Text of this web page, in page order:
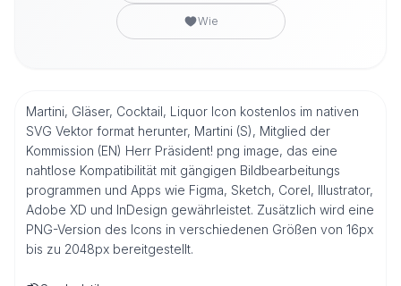
Wie
Martini, Gläser, Cocktail, Liquor Icon kostenlos im nativen
SVG Vektor format herunter, Martini (S), Mitglied der
Kommission (EN) Herr Präsident! png image, das eine
nahtlose Kompatibilität mit gängigen Bildbearbeitungs
programmen und Apps wie Figma, Sketch, Corel, Illustrator,
Adobe XD und InDesign gewährleistet. Zusätzlich wird eine
PNG-Version des Icons in verschiedenen Größen von 16px
bis zu 2048px bereitgestellt.